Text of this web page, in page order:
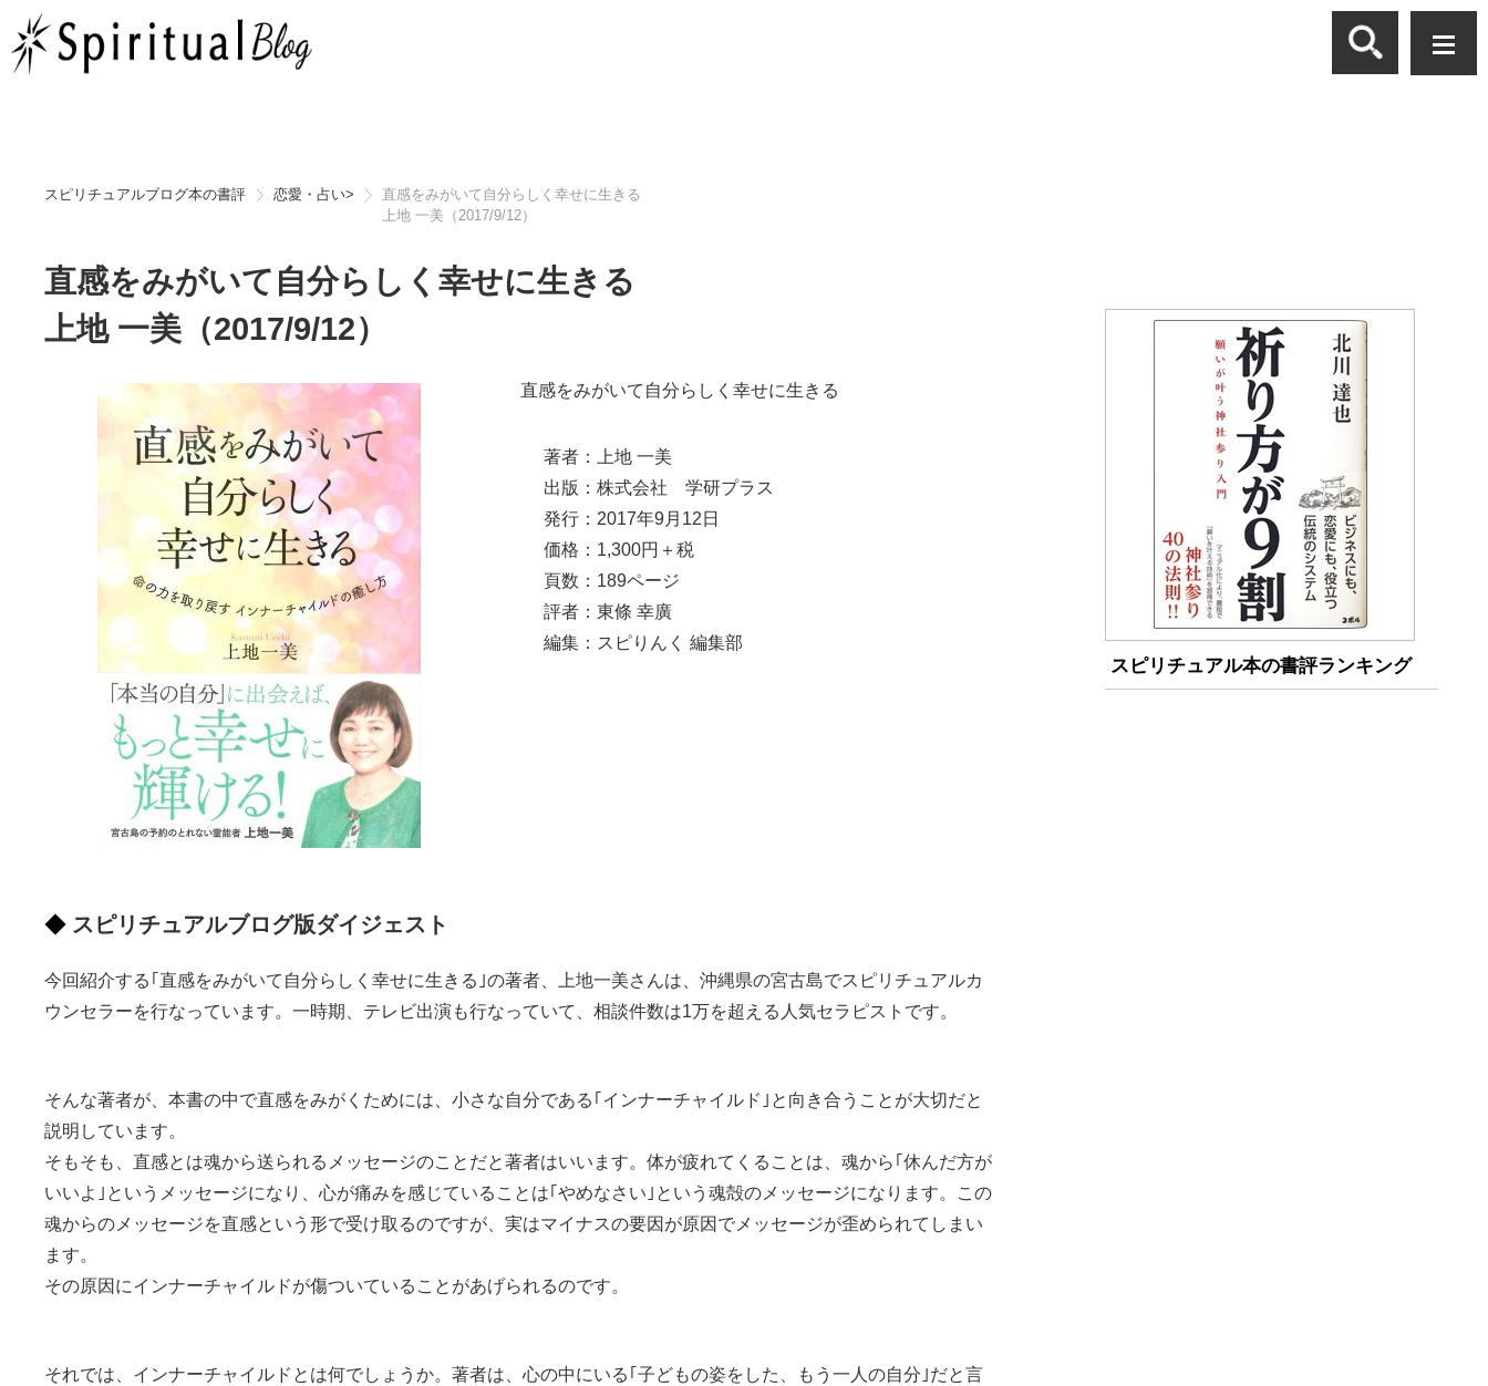
スピリチュアルブログ本の書評 恋愛・占い>
直感をみがいて自分らしく幸せに生きる
上地 一美（2017/9/12）
直感をみがいて自分らしく幸せに生きる
上地 一美（2017/9/12）
直感をみがいて自分らしく幸せに生きる
著者：上地 一美
出版：株式会社 学研プラス
発行：2017年9月12日
価格：1,300円＋税
頁数：189ページ
評者：東條 幸廣
編集：スピりんく 編集部
スピリチュアルブログ版ダイジェスト
今回紹介する｢直感をみがいて自分らしく幸せに生きる｣の著者、上地一美さんは、沖縄県の宮古島でスピリチュアルカ
ウンセラーを行なっています。一時期、テレビ出演も行なっていて、相談件数は1万を超える人気セラピストです。
そんな著者が、本書の中で直感をみがくためには、小さな自分である｢インナーチャイルド｣と向き合うことが大切だと
説明しています。
そもそも、直感とは魂から送られるメッセージのことだと著者はいいます。体が疲れてくることは、魂から｢休んだ方が
いいよ｣というメッセージになり、心が痛みを感じていることは｢やめなさい｣という魂殻のメッセージになります。この
魂からのメッセージを直感という形で受け取るのですが、実はマイナスの要因が原因でメッセージが歪められてしまい
ます。
その原因にインナーチャイルドが傷ついていることがあげられるのです。
それでは、インナーチャイルドとは何でしょうか。著者は、心の中にいる｢子どもの姿をした、もう一人の自分｣だと言
スピリチュアル本の書評ランキング